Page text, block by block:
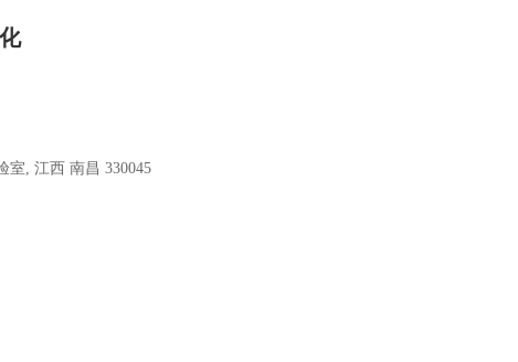
室, 江西 南昌 330045